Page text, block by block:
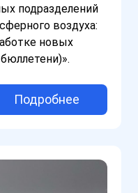
подразделений
воздуха:
новых
Подробнее